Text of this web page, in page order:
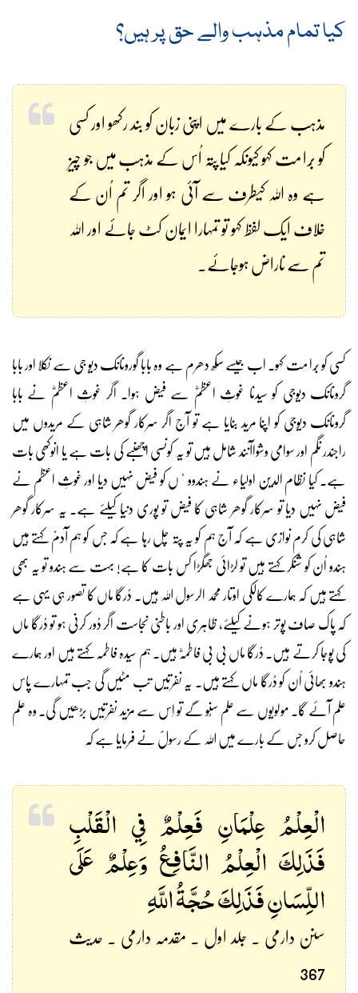
کیا تمام مذہب والے حق پر ہیں؟
مذہب کے بارے میں اپنی زبان کو بند رکھو اور کسی
کو بُرا مت کہو کیونکہ کیا پتہ اُس کے مذہب میں جو چیز
ہے وہ اللہ کیطرف سے آئی ہو اور اگر تم اُن کے
خلاف ایک لفظ کہو تو تمہارا ایمان کٹ جائے اور اللہ
تم سے ناراض ہوجائے۔
کسی کو بُرا مت کہو۔ اب جیسے سکھ دھرم ہے وہ بابا گورونانک دیو جی سے نکلا اور بابا
گرونانک دیوجی کو سیدنا غوثِ اعظمؓ سے فیض ہوا۔ اگر غوثِ اعظمؓ نے بابا
گرونانک دیوجی کو اپنا مرید بنایا ہے تو آج اگر سرکار گوھر شاہی کے مریدوں میں
راجندر نگم اور سوامی وشواآنند شامل ہیں تو یہ کونسی اچھنبے کی بات ہے یا انوکھی بات
ہے۔ کیا نظام الدین اولیاء نے ہندووٴں کو فیض نہیں دیا اور غوثِ اعظم نے
فیض نہیں دیا تو سرکار گوھر شاہی کا فیض تو پوری دنیا کیلئے ہے۔ یہ سرکار گوھر
شاہی کی کرم نوازی ہے کہ آج ہم کو یہ پتہ چل رہا ہے کہ جس کو ہم آدمؑ کہتے ہیں
ہندو اُن کو شنکر کہتے ہیں تو لڑائی جھگڑا کس بات کا ہے! بہت سے ہندو تو یہ بھی
کہتے ہیں کہ ہمارے کالکی اوتار محمد الرسول اللہ ہیں۔ دُرگا ماں کا تصور ہی یہی ہے
کہ پاک صاف پوِتر ہونے کیلئے، ظاہری اور باطنی نجاست اگر دُور کرنی ہو تو دُرگا ماں
کی پوجا کرتے ہیں۔ دُرگا ماں بی بی فاطمہؓ ہیں۔ ہم سیدہ فاطمہ کہتے ہیں اور ہمارے
ہندو بھائی اُن کو دُرگا ماں کہتے ہیں۔ یہ نفرتیں تب مٹیں گی جب تمہارے پاس
علم آئے گا۔ مولویوں سے علم سُنو گے تو اِس سے مزید نفرتیں بڑھیں گی۔ وہ علم
حاصل کرو جس کے بارے میں اللہ کے رسولؐ نے فرمایا ہے کہ
الْعِلْمُ عِلْمَانِ فَعِلْمٌ فِي الْقَلْبِ
فَذَلِكَ الْعِلْمُ النَّافِعُ وَعِلْمٌ عَلَى
اللِّسَانِ فَذَلِكَ حُجَّةُ اللَّهِ
سنن دارمی ۔ جلد اول ۔ مقدمہ دارمی ۔ حدیث
367